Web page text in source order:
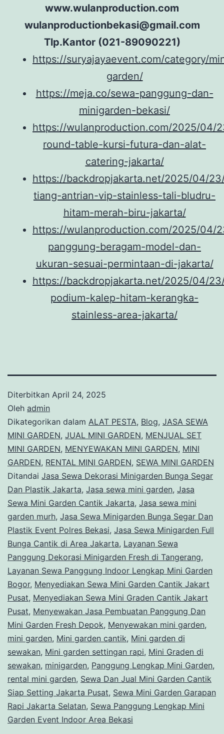
www.wulanproduction.com
wulanproductionbekasi@gmail.com
Tlp.Kantor (021-89090221)
https://suryajayaevent.com/category/
garden/
https://meja.co/sewa-panggung-dan-
minigarden-bekasi/
https://wulanproduction.com/2025/04/
round-table-kursi-futura-dan-alat-
catering-jakarta/
https://backdropjakarta.net/2025/04/
tiang-antrian-vip-stainless-tali-bludru-
hitam-merah-biru-jakarta/
https://wulanproduction.com/2025/04/
panggung-beragam-model-dan-
ukuran-sesuai-permintaan-di-jakarta/
https://backdropjakarta.net/2025/04/
podium-kalep-hitam-kerangka-
stainless-area-jakarta/
Diterbitkan April 24, 2025
Oleh admin
Dikategorikan dalam ALAT PESTA, Blog, JASA SEWA
MINI GARDEN, JUAL MINI GARDEN, MENJUAL SET
MINI GARDEN, MENYEWAKAN MINI GARDEN, MINI
GARDEN, RENTAL MINI GARDEN, SEWA MINI GARDEN
Ditandai Jasa Sewa Dekorasi Minigarden Bunga Segar
Dan Plastik Jakarta, Jasa sewa mini garden, Jasa
Sewa Mini Garden Cantik Jakarta, Jasa sewa mini
garden murh, Jasa Sewa Minigarden Bunga Segar Dan
Plastik Event Polres Bekasi, Jasa Sewa Minigarden Full
Bunga Cantik di Area Jakarta, Layanan Sewa
Panggung Dekorasi Minigarden Fresh di Tangerang,
Layanan Sewa Panggung Indoor Lengkap Mini Garden
Bogor, Menyediakan Sewa Mini Garden Cantik Jakart
Pusat, Menyediakan Sewa Mini Graden Cantik Jakart
Pusat, Menyewakan Jasa Pembuatan Panggung Dan
Mini Garden Fresh Depok, Menyewakan mini garden,
mini garden, Mini garden cantik, Mini garden di
sewakan, Mini garden settingan rapi, Mini Graden di
sewakan, minigarden, Panggung Lengkap Mini Garden,
rental mini garden, Sewa Dan Jual Mini Garden Cantik
Siap Setting Jakarta Pusat, Sewa Mini Garden Garapan
Rapi Jakarta Selatan, Sewa Panggung Lengkap Mini
Garden Event Indoor Area Bekasi